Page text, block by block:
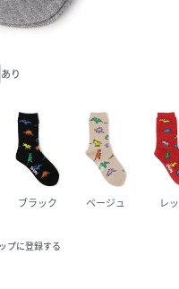
あり
ブラック ベージュ レ
プに登録する